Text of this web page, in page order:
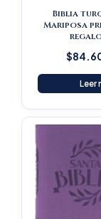
Biblia
Mariposa
$
Leer